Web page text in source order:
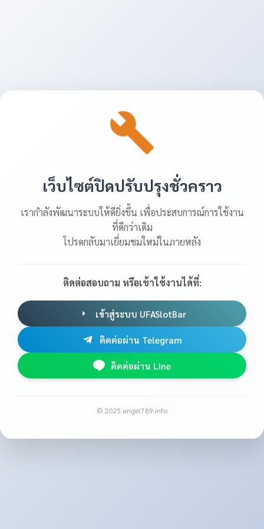
เว็บไซต์ปิดปรับปรุงชั่วคราว
เรากำลังพัฒนาระบบให้ดียิ่งขึ้น เพื่อประสบการณ์การใช้งาน
ที่ดีกว่าเดิม
โปรดกลับมาเยี่ยมชมใหม่ในภายหลัง
ติดต่อสอบถาม หรือเข้าใช้งานได้ที่:
เข้าสู่ระบบ UFASlotBar
ติดต่อผ่าน Telegram
ติดต่อผ่าน Line
© 2025 angel789.info